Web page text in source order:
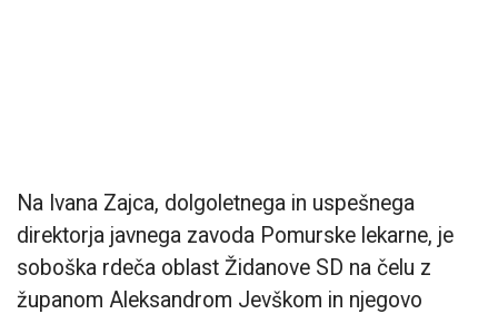
Na Ivana Zajca, dolgoletnega in uspešnega
direktorja javnega zavoda Pomurske lekarne, je
soboška rdeča oblast Židanove SD na čelu z
županom Aleksandrom Jevškom in njegovo